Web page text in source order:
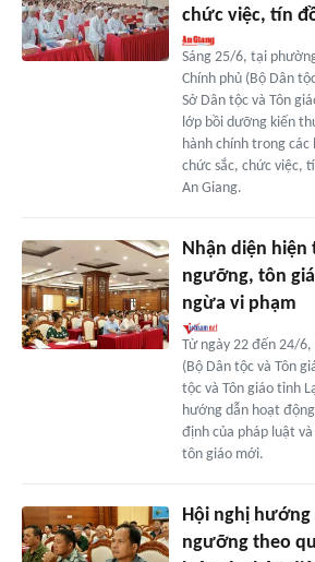
chức việc, tín
Sáng 25/6, tại
Chính phủ (Bộ Dân
Sở Dân tộc và Tôn
lớp bồi dưỡng kiến
hành chính trong
chức sắc, chức việc,
An Giang.
Nhận diện
ngưỡng, tôn
ngừa vi phạm
Từ ngày 22 đến 24/6,
(Bộ Dân tộc và Tôn
tộc và Tôn giáo tỉnh
hướng dẫn hoạt
định của pháp luật
tôn giáo mới.
Hội nghị
ngưỡng theo